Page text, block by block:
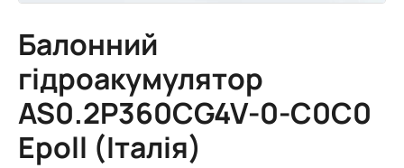
Балонний
гідроакумулятор
AS0.2P360CG4V-0-C0C0
Epoll (Італія)